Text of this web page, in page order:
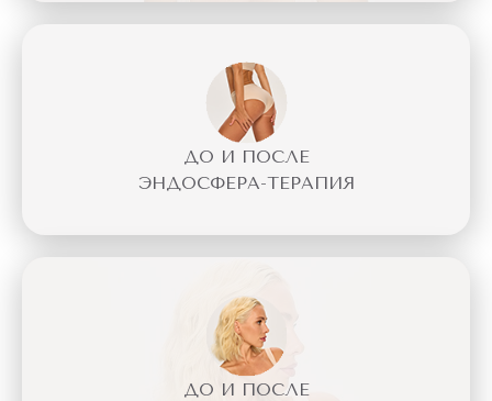
ДО И ПОСЛЕ
ЭНДОСФЕРА-ТЕРАПИЯ
ДО И ПОСЛЕ